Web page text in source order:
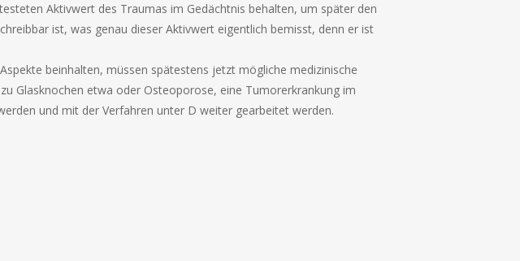
Aktivwert des Traumas im Gedächtnis behalten, um später den
ist, was genau dieser Aktivwert eigentlich bemisst, denn er ist
beinhalten, müssen spätestens jetzt mögliche medizinische
Glasknochen etwa oder Osteoporose, eine Tumorerkrankung im
und mit der Verfahren unter D weiter gearbeitet werden.